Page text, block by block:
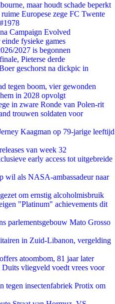
maar houdt schade beperkt
Europese zege FC Twente
Campaign Evolved
fysieke games
2027 is begonnen
Pieterse derde
geschorst na dickpic in
tegen boom, vier gewonden
in 2028 opvolgt
in zware Ronde van Polen-rit
trouwen soldaten voor
Kaagman op 79-jarige leeftijd
van week 32
early access tot uitgebreide
wil als NASA-ambassadeur naar
om ernstig alcoholmisbruik
"Platinum" achievements dit
parlementsgebouw Mato Grosso
in Zuid-Libanon, vergelding
atoombom, 81 jaar later
vliegveld voedt vrees voor
tegen insectenfabriek Protix om